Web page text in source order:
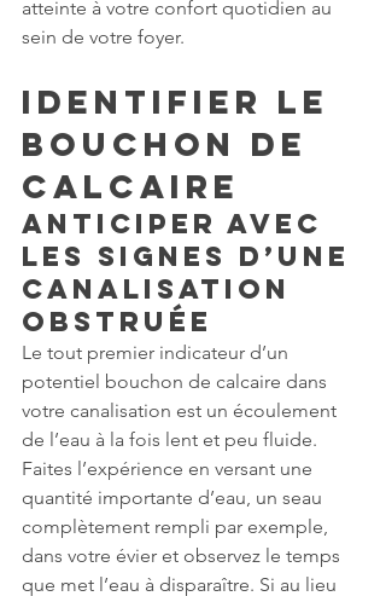
atteinte à votre confort quotidien au
sein de votre foyer.
Identifier le
bouchon de
calcaire
Anticiper avec
les signes d’une
canalisation
obstruée
Le tout premier indicateur d’un
potentiel bouchon de calcaire dans
votre canalisation est un écoulement
de l’eau à la fois lent et peu fluide.
Faites l’expérience en versant une
quantité importante d’eau, un seau
complètement rempli par exemple,
dans votre évier et observez le temps
que met l’eau à disparaître. Si au lieu